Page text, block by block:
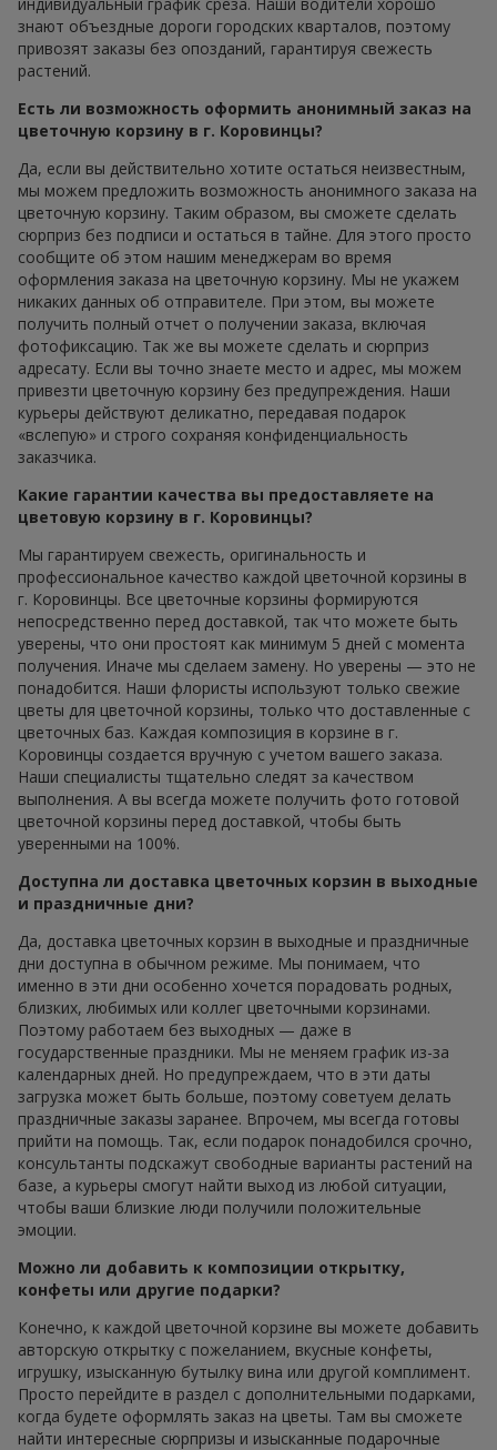
знают объездные дороги городских кварталов, поэтому
привозят заказы без опозданий, гарантируя свежесть
растений.
Есть ли возможность оформить анонимный заказ на
цветочную корзину в г. Коровинцы?
Да, если вы действительно хотите остаться неизвестным,
мы можем предложить возможность анонимного заказа на
цветочную корзину. Таким образом, вы сможете сделать
сюрприз без подписи и остаться в тайне. Для этого просто
сообщите об этом нашим менеджерам во время
оформления заказа на цветочную корзину. Мы не укажем
никаких данных об отправителе. При этом, вы можете
получить полный отчет о получении заказа, включая
фотофиксацию. Так же вы можете сделать и сюрприз
адресату. Если вы точно знаете место и адрес, мы можем
привезти цветочную корзину без предупреждения. Наши
курьеры действуют деликатно, передавая подарок
«вслепую» и строго сохраняя конфиденциальность
заказчика.
Какие гарантии качества вы предоставляете на
цветовую корзину в г. Коровинцы?
Мы гарантируем свежесть, оригинальность и
профессиональное качество каждой цветочной корзины в
г. Коровинцы. Все цветочные корзины формируются
непосредственно перед доставкой, так что можете быть
уверены, что они простоят как минимум 5 дней с момента
получения. Иначе мы сделаем замену. Но уверены — это не
понадобится. Наши флористы используют только свежие
цветы для цветочной корзины, только что доставленные с
цветочных баз. Каждая композиция в корзине в г.
Коровинцы создается вручную с учетом вашего заказа.
Наши специалисты тщательно следят за качеством
выполнения. А вы всегда можете получить фото готовой
цветочной корзины перед доставкой, чтобы быть
уверенными на 100%.
Доступна ли доставка цветочных корзин в выходные
и праздничные дни?
Да, доставка цветочных корзин в выходные и праздничные
дни доступна в обычном режиме. Мы понимаем, что
именно в эти дни особенно хочется порадовать родных,
близких, любимых или коллег цветочными корзинами.
Поэтому работаем без выходных — даже в
государственные праздники. Мы не меняем график из-за
календарных дней. Но предупреждаем, что в эти даты
загрузка может быть больше, поэтому советуем делать
праздничные заказы заранее. Впрочем, мы всегда готовы
прийти на помощь. Так, если подарок понадобился срочно,
консультанты подскажут свободные варианты растений на
базе, а курьеры смогут найти выход из любой ситуации,
чтобы ваши близкие люди получили положительные
эмоции.
Можно ли добавить к композиции открытку,
конфеты или другие подарки?
Конечно, к каждой цветочной корзине вы можете добавить
авторскую открытку с пожеланием, вкусные конфеты,
игрушку, изысканную бутылку вина или другой комплимент.
Просто перейдите в раздел с дополнительными подарками,
когда будете оформлять заказ на цветы. Там вы сможете
найти интересные сюрпризы и изысканные подарочные